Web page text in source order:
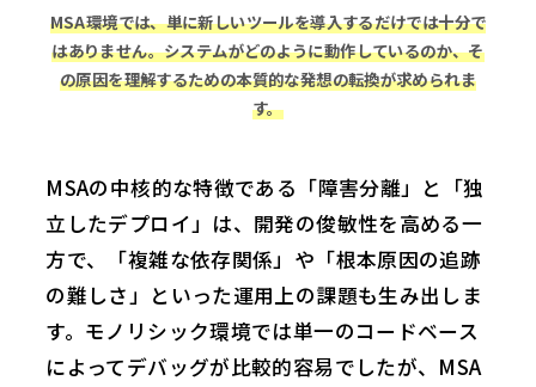
MSA環境では、単に新しいツールを導入するだけでは十分で
はありません。システムがどのように動作しているのか、そ
の原因を理解するための本質的な発想の転換が求められま
す。
MSAの中核的な特徴である「障害分離」と「独
立したデプロイ」は、開発の俊敏性を高める一
方で、「複雑な依存関係」や「根本原因の追跡
の難しさ」といった運用上の課題も生み出しま
す。モノリシック環境では単一のコードベース
によってデバッグが比較的容易でしたが、MSA